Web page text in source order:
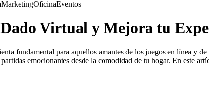
MarketingOficinaEventos
Virtual y Mejora tu
fundamental para aquellos amantes de los juegos en línea y
emocionantes desde la comodidad de tu hogar. En este